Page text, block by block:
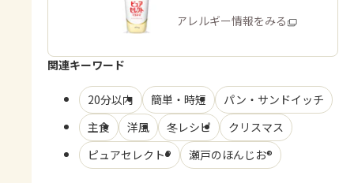
商品・アレルギー情報をみる
関連キーワード
20分以内 簡単・時短
パン・サンドイッチ
主食
洋風 冬レシピ
クリスマス
ピュアセレクト®
瀬戸のほんじお®